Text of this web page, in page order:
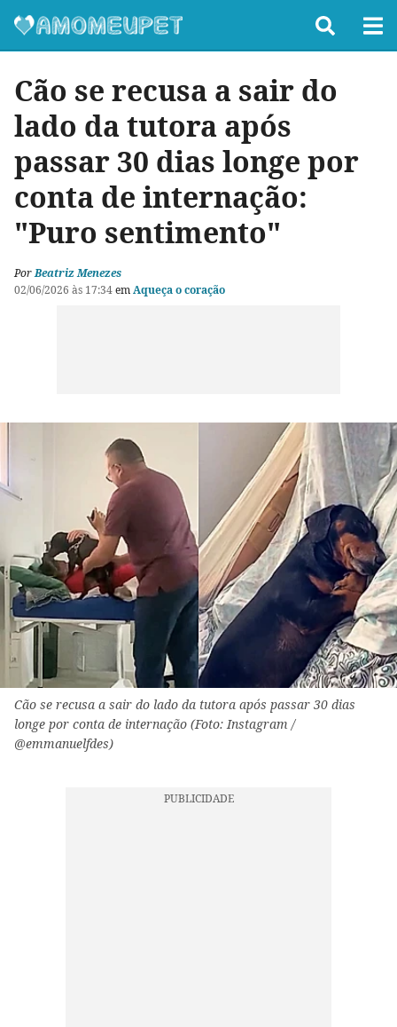
Cão se recusa a sair do
lado da tutora após
passar 30 dias longe por
conta de internação:
"Puro sentimento"
PorBeatriz Menezes
02/06/2026 às 17:34emAqueça o coração
Cão se recusa a sair do lado da tutora após passar 30 dias
longe por conta de internação (Foto: Instagram /
@emmanuelfdes)